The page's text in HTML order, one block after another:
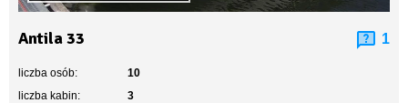
Antila 33 1
liczba osób:
10
liczba kabin:
3